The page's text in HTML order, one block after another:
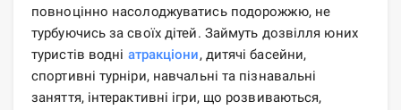
повноцінно насолоджуватись подорожжю, не
турбуючись за своїх дітей. Займуть дозвілля юних
туристів водні атракціони, дитячі басейни,
спортивні турніри, навчальні та пізнавальні
заняття, інтерактивні ігри, що розвиваються,